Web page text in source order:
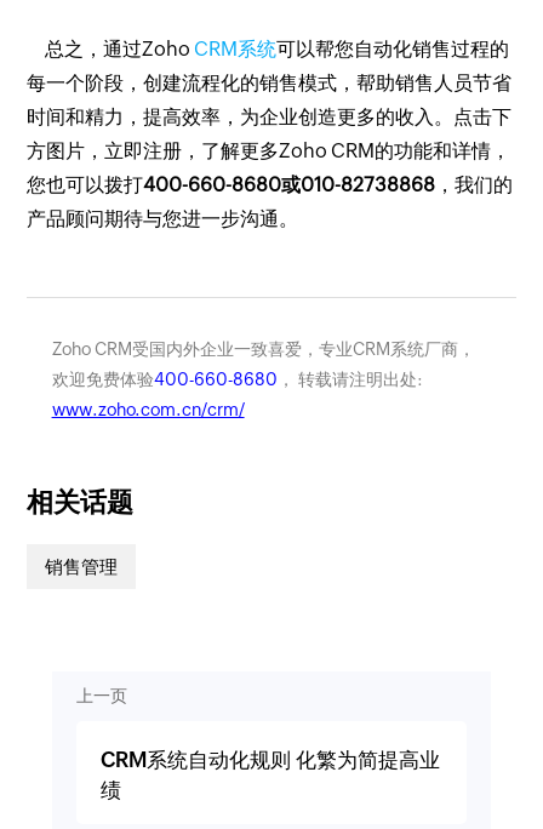
总之，通过Zoho CRM系统可以帮您自动化销售过程的
每一个阶段，创建流程化的销售模式，帮助销售人员节省
时间和精力，提高效率，为企业创造更多的收入。点击下
方图片，立即注册，了解更多Zoho CRM的功能和详情，
您也可以拨打400-660-8680或010-82738868 ，我们的
产品顾问期待与您进一步沟通。
Zoho CRM受国内外企业一致喜爱，专业CRM系统厂商，
欢迎免费体验400-660-8680 ， 转载请注明出处:
www.zoho.com.cn/crm/
相关话题
销售管理
上一页
CRM系统自动化规则 化繁为简提高业
绩